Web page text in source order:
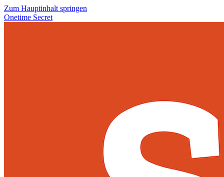
Zum Hauptinhalt springen
Onetime Secret